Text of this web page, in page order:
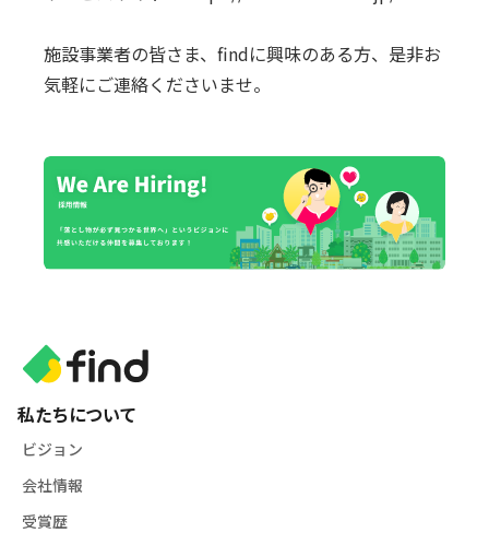
施設事業者の皆さま、findに興味のある⽅、是⾮お
気軽にご連絡くださいませ。
私たちについて
ビジョン
会社情報
受賞歴